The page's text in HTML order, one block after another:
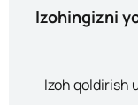
Izohingizni
Izoh qoldirish